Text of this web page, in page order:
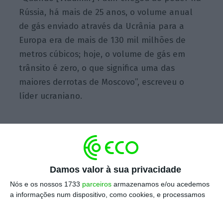
Damos valor à sua privacidade
Nós e os nossos 1733 parceiros armazenamos e/ou acedemos
a informações num dispositivo, como cookies, e processamos
Rússia, há mais de 25 anos, o volume anual
de gás enviado através da Ucrânia para a
Europa era de mais de 130 mil milhões de
metros cúbicos; hoje, o volume de gás em
trânsito é zero, o que significa uma das
maiores derrotas de Moscovo”, escreveu o
líder ucraniano.
mensagem surge no dia em que o contrato
de passagem de fornecimento de gás da
Gazprom para vários países europeus
terminou, como já tinha sido anunciado nas
últimas semanas.